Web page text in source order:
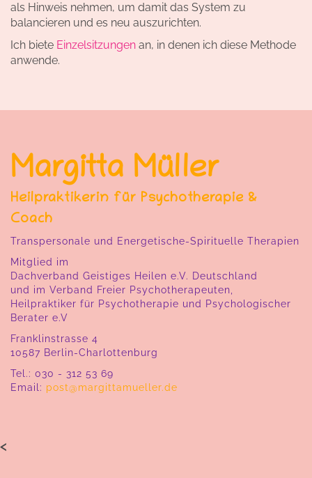
als Hinweis nehmen, um damit das System zu
balancieren und es neu auszurichten.
Ich biete Einzelsitzungen an, in denen ich diese Methode
anwende.
Margitta Müller
Heilpraktikerin für Psychotherapie &
Coach
Transpersonale und Energetische-Spirituelle Therapien
Mitglied im
Dachverband Geistiges Heilen e.V. Deutschland
und im Verband Freier Psychotherapeuten,
Heilpraktiker für Psychotherapie und Psychologischer
Berater e.V
Franklinstrasse 4
10587 Berlin-Charlottenburg
Tel.: 030 - 312 53 69
Email: post@margittamueller.de
<